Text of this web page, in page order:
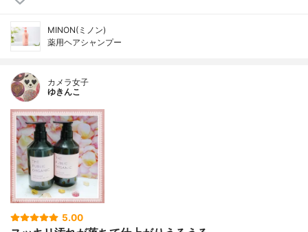
MINON(ミノン)
薬用ヘアシャンプー
カメラ女子
ゆきんこ
5.00